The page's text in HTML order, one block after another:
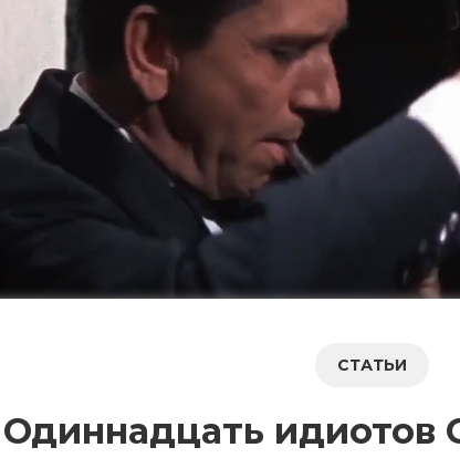
СТАТЬИ
Одиннадцать идиотов